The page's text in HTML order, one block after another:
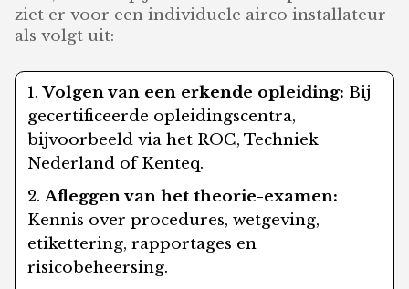
ziet er voor een individuele airco installateur
als volgt uit:
Volgen van een erkende opleiding: Bij
gecertificeerde opleidingscentra,
bijvoorbeeld via het ROC, Techniek
Nederland of Kenteq.
Afleggen van het theorie-examen:
Kennis over procedures, wetgeving,
etikettering, rapportages en
risicobeheersing.